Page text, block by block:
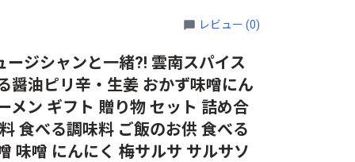
レビュー (0)
ジシャンと一緒?! 雲南スパイス
醤油ピリ辛・生姜 おかず味噌にん
メン ギフト 贈り物 セット 詰め合
食べる調味料 ご飯のお供 食べる
味噌 にんにく 梅サルサ サルサソ